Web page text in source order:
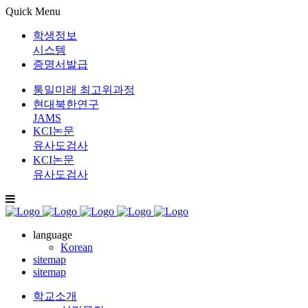
Quick Menu
학생정보
시스템
증명서발급
통일미래 최고위과정
현대북한연구
JAMS
KCI논문
유사도검사
KCI논문
유사도검사
language
Korean
sitemap
sitemap
학교소개